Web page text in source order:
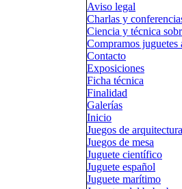
Aviso legal
Charlas y
Ciencia y técnica
Compramos juguetes
Contacto
Exposiciones
Ficha técnica
Finalidad
Galerías
Inicio
Juegos de arquitectura
Juegos de mesa
Juguete científico
Juguete español
Juguete marítimo